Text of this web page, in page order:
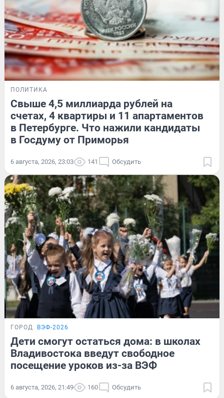
ПОЛИТИКА
Свыше 4,5 миллиарда рублей на
счетах, 4 квартиры и 11 апартаментов
в Петербурге. Что нажили кандидаты
в Госдуму от Приморья
6 августа, 2026, 23:03 141 Обсудить
ГОРОД ВЭФ-2026
Дети смогут остаться дома: в школах
Владивостока введут свободное
посещение уроков из-за ВЭФ
6 августа, 2026, 21:49 160 Обсудить